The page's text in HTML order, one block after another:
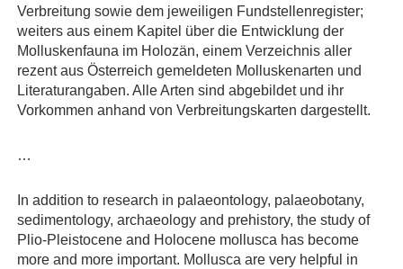
Verbreitung sowie dem jeweiligen Fundstellenregister;
weiters aus einem Kapitel über die Entwicklung der
Molluskenfauna im Holozän, einem Verzeichnis aller
rezent aus Österreich gemeldeten Molluskenarten und
Literaturangaben. Alle Arten sind abgebildet und ihr
Vorkommen anhand von Verbreitungskarten dargestellt.
…
In addition to research in palaeontology, palaeobotany,
sedimentology, archaeology and prehistory, the study of
Plio-Pleistocene and Holocene mollusca has become
more and more important. Mollusca are very helpful in